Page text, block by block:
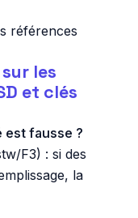
références
les
et clés
est fausse ?
F3) : si des
la